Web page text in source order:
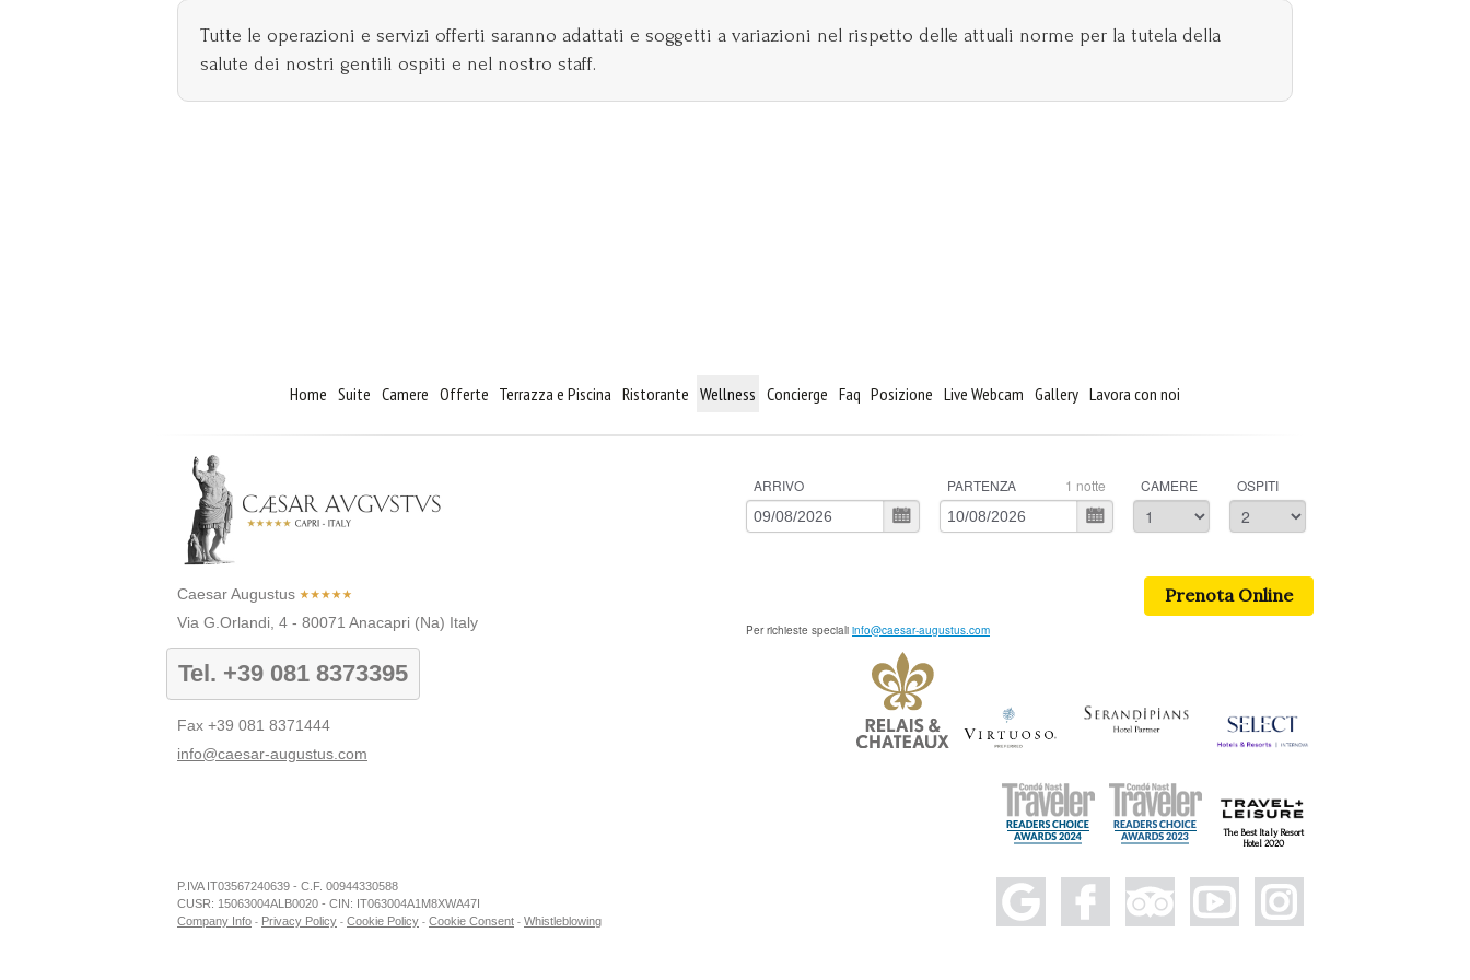
Tutte le operazioni e servizi offerti saranno adattati e soggetti a variazioni nel rispetto delle attuali norme per la tutela della
salute dei nostri gentili ospiti e nel nostro staff.
Home Suite Camere Offerte Terrazza e Piscina Ristorante Wellness Concierge Faq Posizione Live Webcam Gallery Lavora con noi
Caesar Augustus
Via G.Orlandi, 4 - 80071 Anacapri (Na) Italy
Tel. +39 081 8373395
Fax +39 081 8371444
info@caesar-augustus.com
YoutubeInstagram
P.IVA IT03567240639 - C.F. 00944330588
CUSR: 15063004ALB0020 - CIN: IT063004A1M8XWA47I
Company Info - Privacy Policy - Cookie Policy - Cookie Consent - Whistleblowing
CUSR: 15063004ALB0020
CIN: IT063004A1M8XWA47I
Via G.Orlandi, 4
ARRIVO PARTENZA 1 notte CAMERE OSPITI
Prenota Online
Per richieste speciali info@caesar-augustus.com
The Best Italy Resort
Hotel 2020